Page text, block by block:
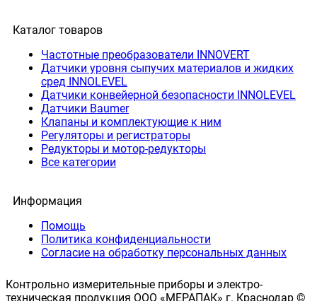
Каталог товаров
Частотные преобразователи INNOVERT
Датчики уровня сыпучих материалов и жидких
сред INNOLEVEL
Датчики конвейерной безопасности INNOLEVEL
Датчики Baumer
Клапаны и комплектующие к ним
Регуляторы и регистраторы
Редукторы и мотор-редукторы
Все категории
Информация
Помощь
Политика конфиденциальности
Согласие на обработку персональных данных
Контрольно измерительные приборы и электро-
техническая продукция ООО «МЕРАПАК» г. Краснодар ©